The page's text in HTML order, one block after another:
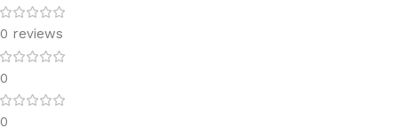
0 reviews
0
0